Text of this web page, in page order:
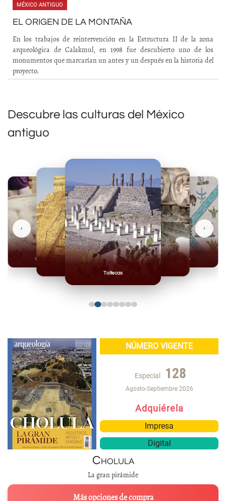
MÉXICO ANTIGUO
EL ORIGEN DE LA MONTAÑA
En los trabajos de reintervención en la Estructura II de la zona
arqueológica de Calakmul, en 1998 fue descubierto uno de los
monumentos que marcarían un antes y un después en la historia del
proyecto.
Descubre las culturas del México
antiguo
Toltecas
Mexicas
Olmecas
‹ ›
NÚMERO VIGENTE
Especial 128
Agosto-Septiembre 2026
Adquiérela
Impresa
Digital
Cholula
La gran pirámide
Más opciones de compra